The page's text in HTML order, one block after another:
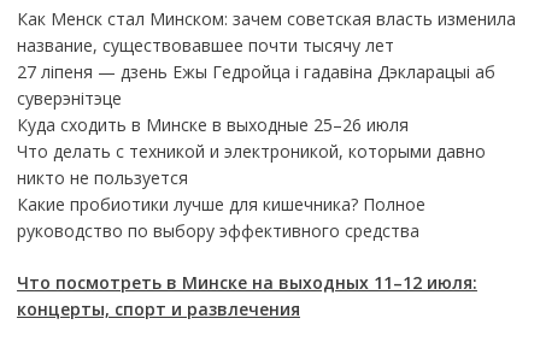
Как Менск стал Минском: зачем советская власть изменила
название, существовавшее почти тысячу лет
27 ліпеня — дзень Ежы Гедройца і гадавіна Дэкларацыі аб
суверэнітэце
Куда сходить в Минске в выходные 25–26 июля
Что делать с техникой и электроникой, которыми давно
никто не пользуется
Какие пробиотики лучше для кишечника? Полное
руководство по выбору эффективного средства
Что посмотреть в Минске на выходных 11–12 июля:
концерты, спорт и развлечения